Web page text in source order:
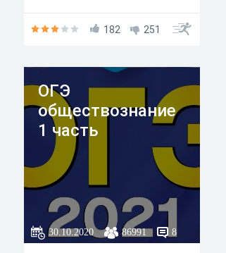
182 251
ОГЭ
обществознание
1 часть
30.10.2020 86991 8